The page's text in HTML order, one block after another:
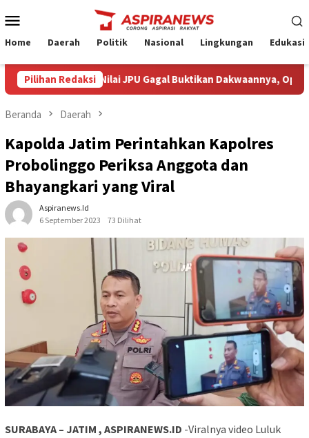
ke
Mobile
Home Daerah Politik Nasional Lingkungan Edukasi
Pilihan Redaksi
Armin Amin Nilai JPU Gagal Buktikan Dakwaannya, Optimistis
Beranda Daerah
Kapolda Jatim Perintahkan Kapolres
Probolinggo Periksa Anggota dan
Bhayangkari yang Viral
Aspiranews.id
6 September 2023
73 Dilihat
SURABAYA – JATIM , ASPIRANEWS.ID -Viralnya video Luluk